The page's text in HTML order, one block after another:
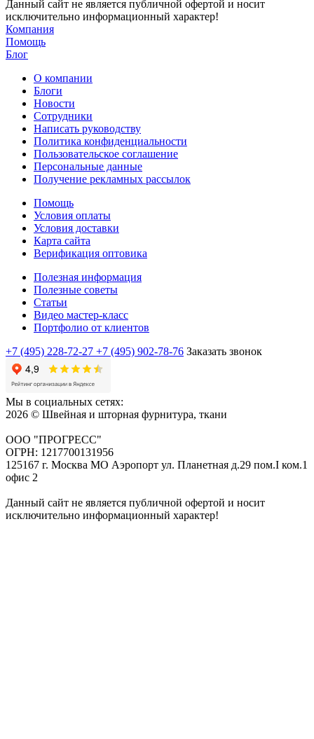
Данный сайт не является публичной офертой и носит
исключительно информационный характер!
Компания
Помощь
Блог
О компании
Блоги
Новости
Сотрудники
Написать руководству
Политика конфиденциальности
Пользовательское соглашение
Персональные данные
Получение рекламных рассылок
Помощь
Условия оплаты
Условия доставки
Карта сайта
Верификация оптовика
Полезная информация
Полезные советы
Статьи
Видео мастер-класс
Портфолио от клиентов
+7 (495) 228-72-27 +7 (495) 902-78-76 Заказать звонок
Мы в социальных сетях:
2026 © Швейная и шторная фурнитура, ткани
ООО "ПРОГРЕСС"
ОГРН: 1217700131956
125167 г. Москва МО Аэропорт ул. Планетная д.29 пом.I ком.1
офис 2
Данный сайт не является публичной офертой и носит
исключительно информационный характер!